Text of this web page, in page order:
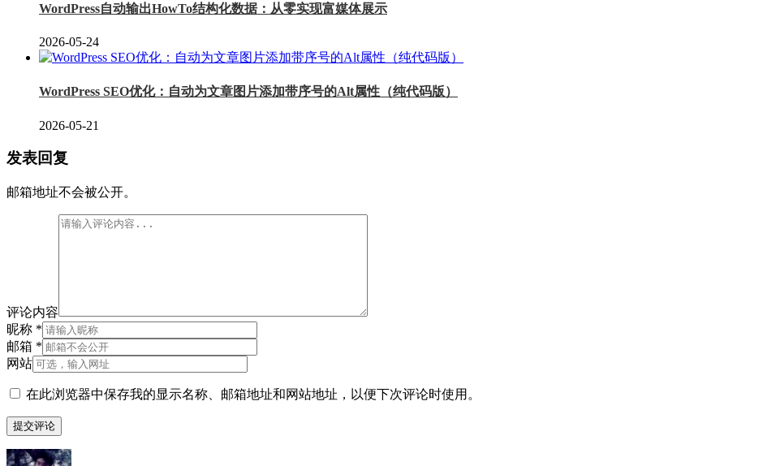
WordPress自动输出HowTo结构化数据：从零实现富媒体展示
2026-05-24
WordPress SEO优化：自动为文章图片添加带序号的Alt属性（纯代码版）
2026-05-21
发表回复
邮箱地址不会被公开。
评论内容
昵称 *
邮箱 *
网站
在此浏览器中保存我的显示名称、邮箱地址和网站地址，以便下次评论时使用。